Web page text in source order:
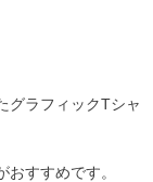
グラフィックTシャ
すすめです。